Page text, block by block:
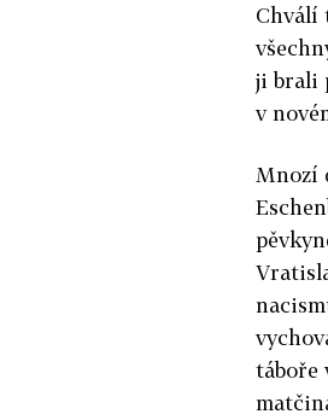
Chválí
ji brali
v
Mnozí
táboře